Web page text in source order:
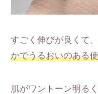
すごく伸びが良くて
かでうるおいのある
肌がワントーン明る